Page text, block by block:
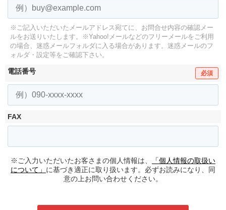
※ご記入いただいたメールアドレス宛てに、お問合せ内容の確認メー
ルをお送りいたします。
※Yahoo!メールなどのフリーメールをご利用
の場合、迷惑メールフォルダに入る場合があります。 迷惑メールのフ
ォルダ・設定等をご確認下さい。
電話番号 必須
FAX
※ご入力いただいたお客さまの個人情報は、
「個人情報の取扱い
について」 に基づき適正に取り扱います。必ずお読みになり、同
意の上お問い合わせください。